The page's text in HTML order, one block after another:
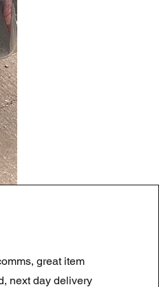
Prezzo regolare
180,00 £ Prezzo scontato
90,00 £
Summer Sale
great item
next day delivery